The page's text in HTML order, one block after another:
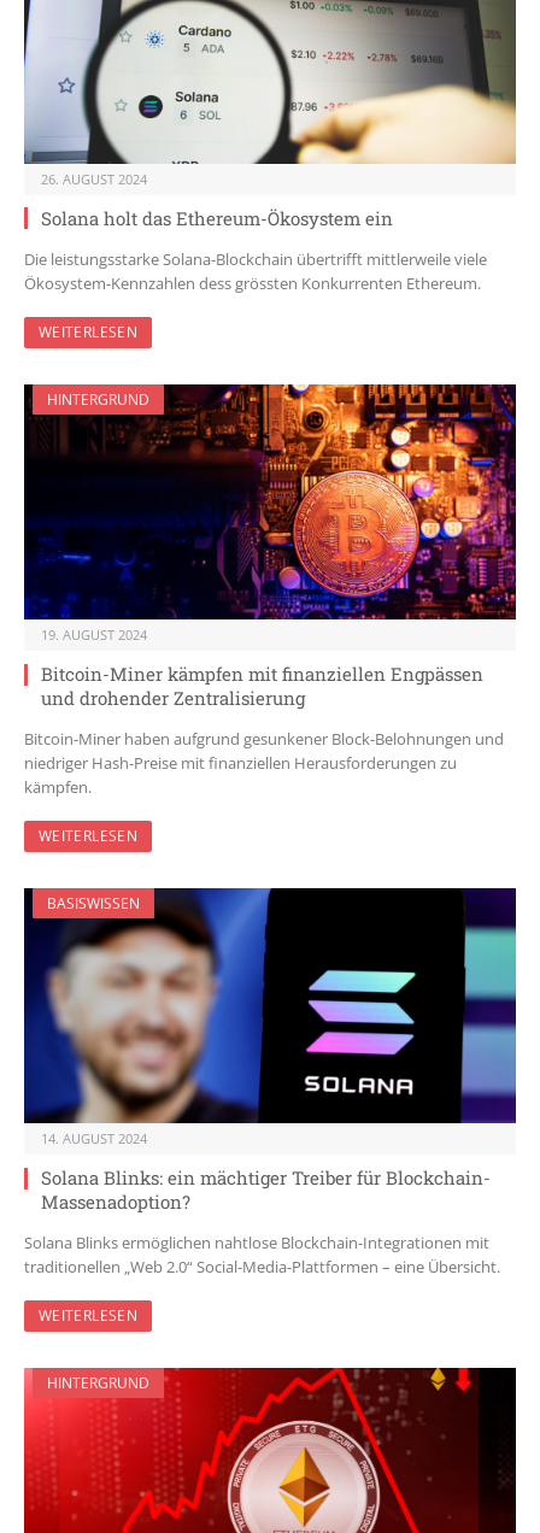
26. AUGUST 2024
Solana holt das Ethereum-Ökosystem ein
Die leistungsstarke Solana-Blockchain übertrifft mittlerweile viele
Ökosystem-Kennzahlen dess grössten Konkurrenten Ethereum.
WEITERLESEN
HINTERGRUND
19. AUGUST 2024
Bitcoin-Miner kämpfen mit finanziellen Engpässen
und drohender Zentralisierung
Bitcoin-Miner haben aufgrund gesunkener Block-Belohnungen und
niedriger Hash-Preise mit finanziellen Herausforderungen zu
kämpfen.
WEITERLESEN
BASISWISSEN
14. AUGUST 2024
Solana Blinks: ein mächtiger Treiber für Blockchain-
Massenadoption?
Solana Blinks ermöglichen nahtlose Blockchain-Integrationen mit
traditionellen „Web 2.0“ Social-Media-Plattformen – eine Übersicht.
WEITERLESEN
HINTERGRUND